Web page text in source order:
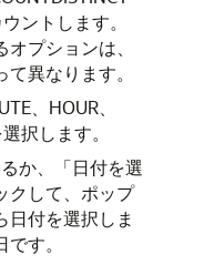
ントします。
プションは、
異なります。
、HOUR、
択します。
か、「日付を選
クして、ポップ
日付を選択しま
す。